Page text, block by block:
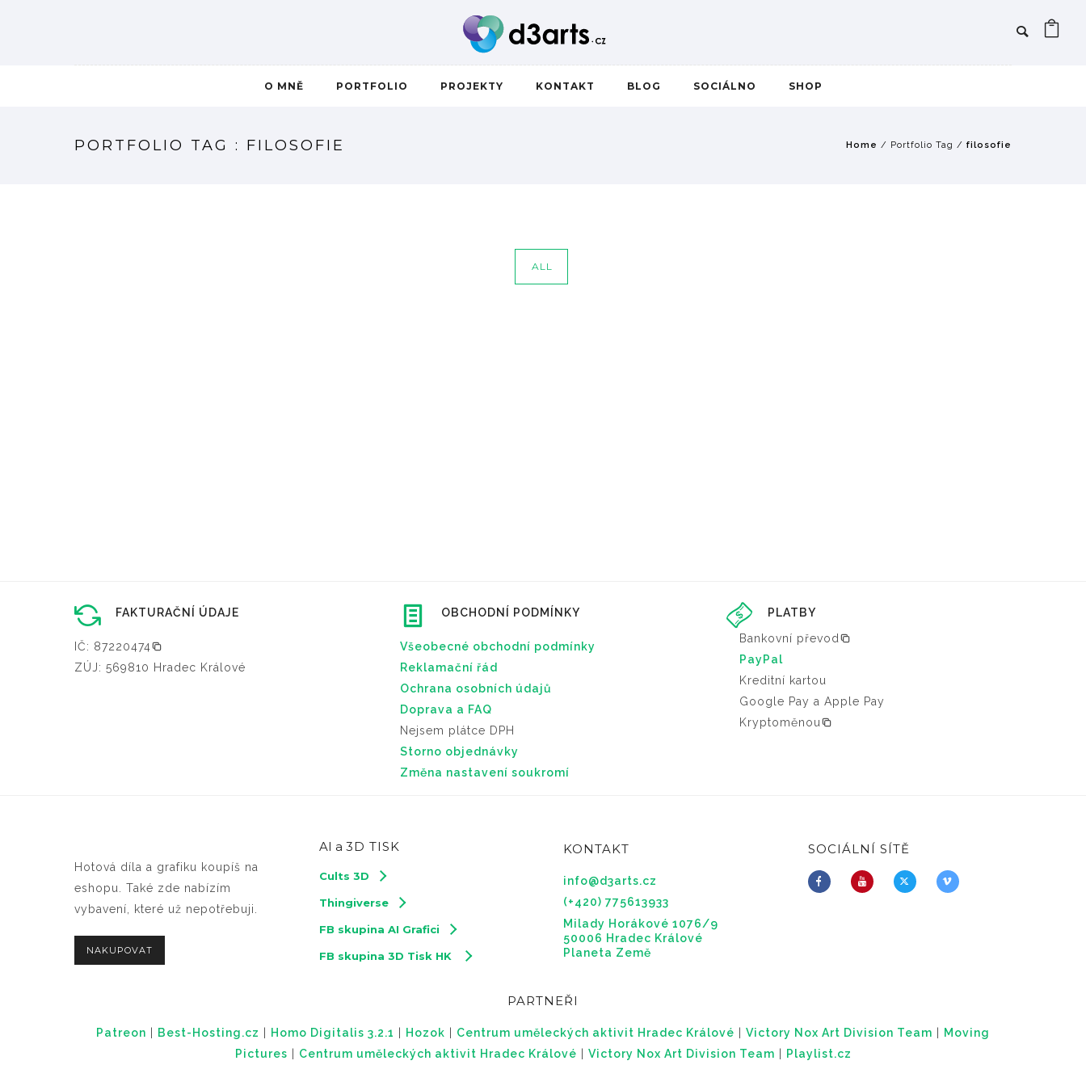
O MNĚ PORTFOLIO PROJEKTY KONTAKT BLOG SOCIÁLNO SHOP
PORTFOLIO TAG : FILOSOFIE Home / Portfolio Tag / filosofie
ALL
FAKTURAČNÍ ÚDAJE
IČ: 87220474
ZÚJ: 569810 Hradec Králové
OBCHODNÍ PODMÍNKY
Všeobecné obchodní podmínky
Reklamační řád
Ochrana osobních údajů
Doprava a FAQ
Nejsem plátce DPH
Storno objednávky
Změna nastavení soukromí
PLATBY
Bankovní převod
PayPal
Kreditní kartou
Google Pay a Apple Pay
Kryptoměnou
Hotová díla a grafiku koupíš na
eshopu. Také zde nabízím
vybavení, které už nepotřebuji.
NAKUPOVAT
AI a 3D TISK
Cults 3D
Thingiverse
FB skupina AI Grafici
FB skupina 3D Tisk HK
KONTAKT
info@d3arts.cz
(+420) 775613933
Milady Horákové 1076/9
50006 Hradec Králové
Planeta Země
SOCIÁLNÍ SÍTĚ
PARTNEŘI
Patreon Best-Hosting.cz Homo Digitalis 3.2.1 Hozok Centrum uměleckých aktivit Hradec Králové Victory Nox Art Division Team
Moving
Pictures
Centrum uměleckých aktivit Hradec Králové Victory Nox Art Division Team Playlist.cz